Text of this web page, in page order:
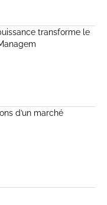
transforme le
d’un marché